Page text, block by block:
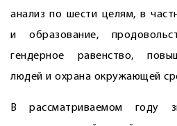
анализ по шести целям, в
и образование,
гендерное равенство,
людей и охрана окружающей
В рассматриваемом году